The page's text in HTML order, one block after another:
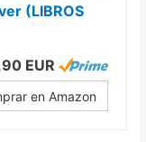
(LIBROS
EUR
en Amazon